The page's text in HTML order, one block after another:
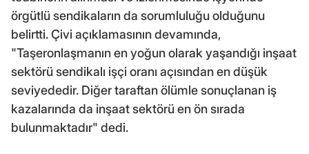
örgütlü sendikaların da sorumluluğu olduğunu
belirtti. Çivi açıklamasının devamında,
"Taşeronlaşmanın en yoğun olarak yaşandığı inşaat
sektörü sendikalı işçi oranı açısından en düşük
seviyededir. Diğer taraftan ölümle sonuçlanan iş
kazalarında da inşaat sektörü en ön sırada
bulunmaktadır" dedi.